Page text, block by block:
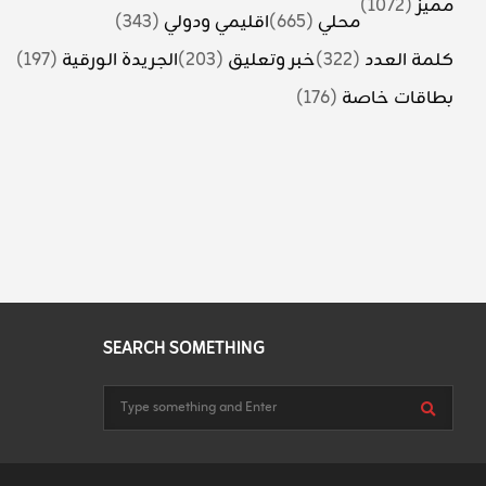
مميز(1072)
محلي (665) اقليمي ودولي (343)
كلمة العدد (322) خبر وتعليق (203) الجريدة الورقية (197)
بطاقات خاصة (176)
SEARCH SOMETHING